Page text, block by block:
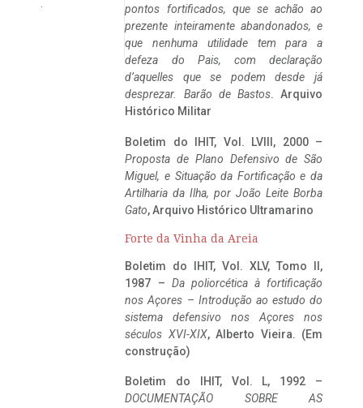
pontos fortificados, que se achão ao
prezente inteiramente abandonados, e
que nenhuma utilidade tem para a
defeza do Pais, com declaração
d’aquelles que se podem desde já
desprezar. Barão de Bastos. Arquivo
Histórico Militar
Boletim do IHIT, Vol. LVIII, 2000 –
Proposta de Plano Defensivo de São
Miguel, e Situação da Fortificação e da
Artilharia da Ilha, por João Leite Borba
Gato, Arquivo Histórico Ultramarino
Forte da Vinha da Areia
Boletim do IHIT, Vol. XLV, Tomo II,
1987 – Da poliorcética à fortificação
nos Açores – Introdução ao estudo do
sistema defensivo nos Açores nos
séculos XVI-XIX, Alberto Vieira. (Em
construção)
Boletim do IHIT, Vol. L, 1992 –
DOCUMENTAÇÃO SOBRE AS